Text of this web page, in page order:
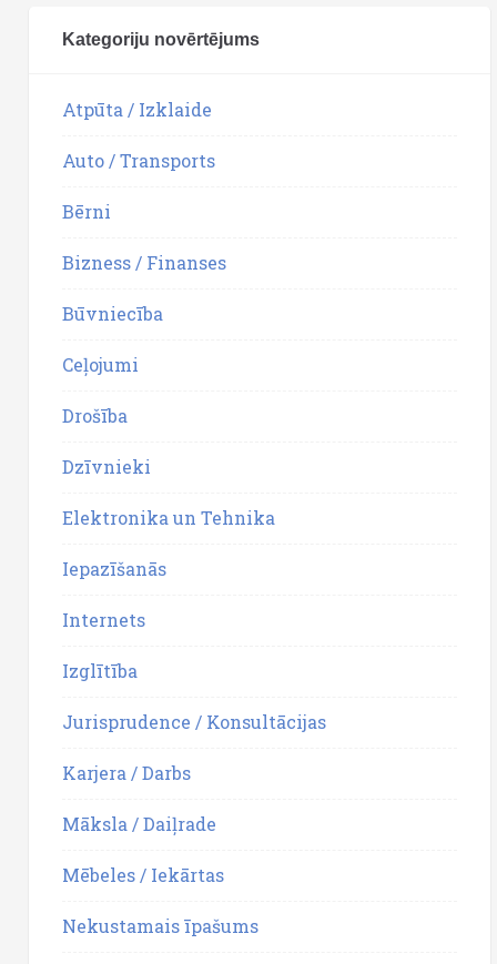
Kategoriju novērtējums
Atpūta / Izklaide
Auto / Transports
Bērni
Bizness / Finanses
Būvniecība
Ceļojumi
Drošība
Dzīvnieki
Elektronika un Tehnika
Iepazīšanās
Internets
Izglītība
Jurisprudence / Konsultācijas
Karjera / Darbs
Māksla / Daiļrade
Mēbeles / Iekārtas
Nekustamais īpašums